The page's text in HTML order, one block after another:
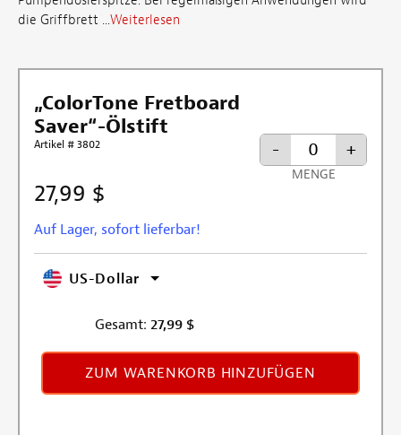
die Griffbrett ...Weiterlesen
„ColorTone Fretboard
Saver“-Ölstift
Artikel # 3802
27,99 $
Auf Lager, sofort lieferbar!
- +
MENGE
US-Dollar
Gesamt: 27,99 $
ZUM WARENKORB HINZUFÜGEN